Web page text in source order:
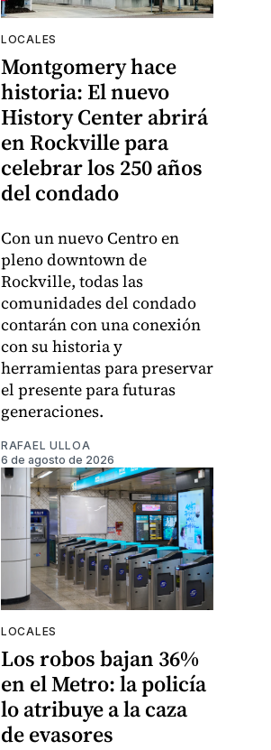
LOCALES
Montgomery hace
historia: El nuevo
History Center abrirá
en Rockville para
celebrar los 250 años
del condado
Con un nuevo Centro en
pleno downtown de
Rockville, todas las
comunidades del condado
contarán con una conexión
con su historia y
herramientas para preservar
el presente para futuras
generaciones.
RAFAEL ULLOA
6 de agosto de 2026
LOCALES
Los robos bajan 36%
en el Metro: la policía
lo atribuye a la caza
de evasores